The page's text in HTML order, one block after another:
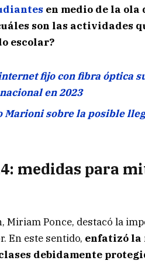
en medio de la ola
son las actividades
escolar?
fijo con fibra óptica
en 2023
Marioni sobre la posible
medidas para
Miriam Ponce, destacó la
En este sentido, enfatizó la
debidamente